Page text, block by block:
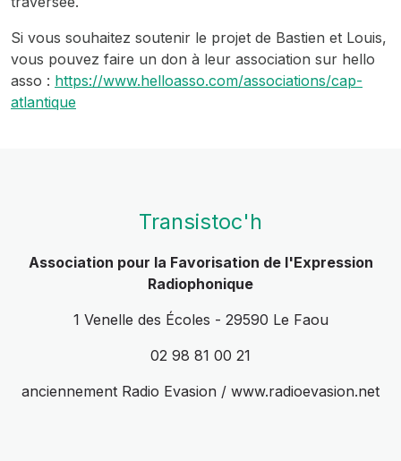
Si vous souhaitez soutenir le projet de Bastien et Louis,
vous pouvez faire un don à leur association sur hello
asso : https://www.helloasso.com/associations/cap-
atlantique
Transistoc'h
Association pour la Favorisation de l'Expression
Radiophonique
1 Venelle des Écoles - 29590 Le Faou
02 98 81 00 21
anciennement Radio Evasion / www.radioevasion.net